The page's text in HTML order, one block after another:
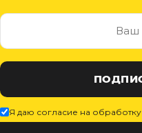
Я даю согласие на